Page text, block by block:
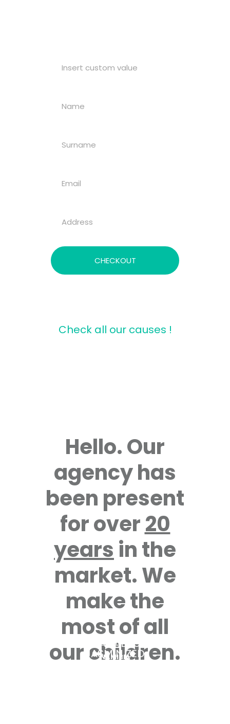
CHECKOUT
Check all our causes !
Hello. Our
agency has
been present
for over20
years in the
market. We
make the
most of all
our children.
ANIA ZABRUN
NAMIBIA
JASMIN ZED